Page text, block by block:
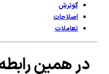
گوترش
اصلاحات
تعاملات
در همین